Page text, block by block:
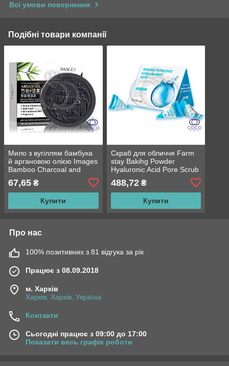
Всі умови повернення
Подібні товари компанії
Мило з вугіллям бамбука
й аргановою олією Images
Bamboo Charcoal and
100 g
67,65 ₴
Купити
Скраб для обличчя Farm
stay Bakihg Powder
Hyaluronic Acid Pore Scrub
з гіалуроновою кислотою
488,72₴
Купити
Про нас
100% позитивних з 81 відгука за рік
Працює з 08.09.2018
м. Харків
Харків, Харків, Україна
Контакти
Сьогодні працює з 09:00 до 17:00
Показати весь графік роботи